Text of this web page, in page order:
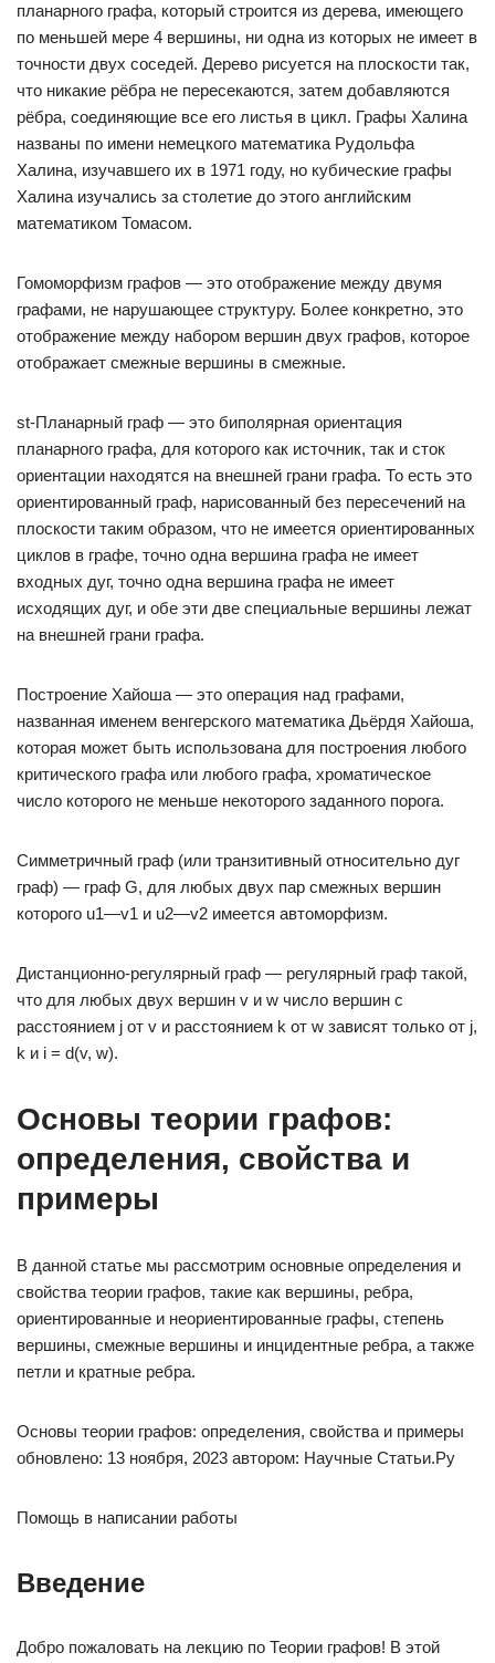
планарного графа, который строится из дерева, имеющего
по меньшей мере 4 вершины, ни одна из которых не имеет в
точности двух соседей. Дерево рисуется на плоскости так,
что никакие рёбра не пересекаются, затем добавляются
рёбра, соединяющие все его листья в цикл. Графы Халина
названы по имени немецкого математика Рудольфа
Халина, изучавшего их в 1971 году, но кубические графы
Халина изучались за столетие до этого английским
математиком Томасом.
Гомоморфизм графов — это отображение между двумя
графами, не нарушающее структуру. Более конкретно, это
отображение между набором вершин двух графов, которое
отображает смежные вершины в смежные.
st-Планарный граф — это биполярная ориентация
планарного графа, для которого как источник, так и сток
ориентации находятся на внешней грани графа. То есть это
ориентированный граф, нарисованный без пересечений на
плоскости таким образом, что не имеется ориентированных
циклов в графе, точно одна вершина графа не имеет
входных дуг, точно одна вершина графа не имеет
исходящих дуг, и обе эти две специальные вершины лежат
на внешней грани графа.
Построение Хайоша — это операция над графами,
названная именем венгерского математика Дьёрдя Хайоша,
которая может быть использована для построения любого
критического графа или любого графа, хроматическое
число которого не меньше некоторого заданного порога.
Симметричный граф (или транзитивный относительно дуг
граф) — граф G, для любых двух пар смежных вершин
которого u1—v1 и u2—v2 имеется автоморфизм.
Дистанционно-регулярный граф — регулярный граф такой,
что для любых двух вершин v и w число вершин с
расстоянием j от v и расстоянием k от w зависят только от j,
k и i = d(v, w).
Основы теории графов:
определения, свойства и
примеры
В данной статье мы рассмотрим основные определения и
свойства теории графов, такие как вершины, ребра,
ориентированные и неориентированные графы, степень
вершины, смежные вершины и инцидентные ребра, а также
петли и кратные ребра.
Основы теории графов: определения, свойства и примеры
обновлено: 13 ноября, 2023 автором: Научные Статьи.Ру
Помощь в написании работы
Введение
Добро пожаловать на лекцию по Теории графов! В этой